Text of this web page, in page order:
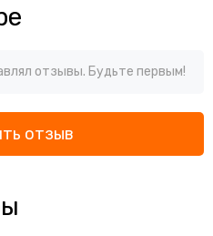
отзывы. Будьте первым!
отзыв